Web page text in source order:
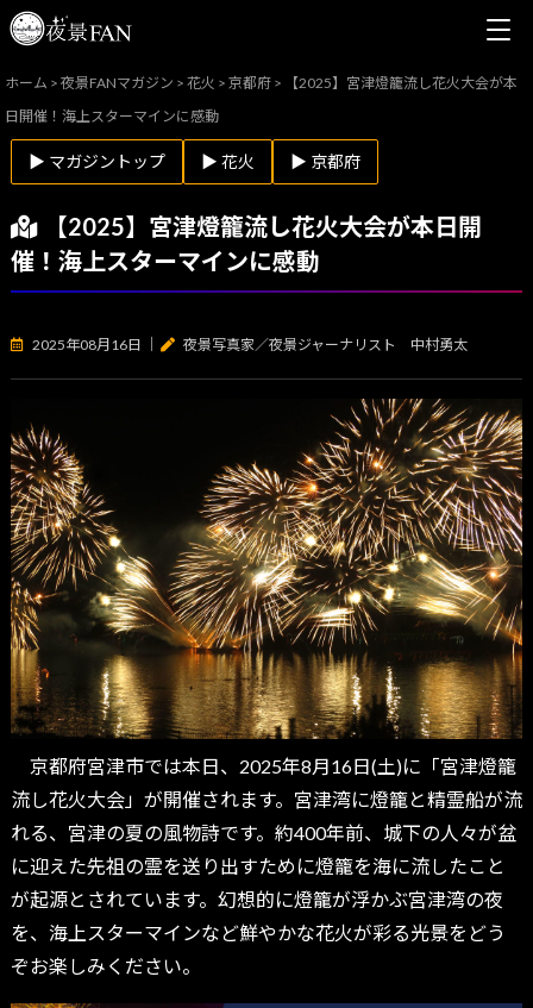
ホーム >夜景FANマガジン >花火 >京都府 >
【2025】宮津燈籠流し花火大会が本
日開催！海上スターマインに感動
▶ マガジントップ ▶ 花火 ▶ 京都府
【2025】宮津燈籠流し花火大会が本日開
催！海上スターマインに感動
2025年08月16日 夜景写真家／夜景ジャーナリスト 中村勇太
京都府宮津市では本日、2025年8月16日(土)に「宮津燈籠
流し花火大会」が開催されます。宮津湾に燈籠と精霊船が流
れる、宮津の夏の風物詩です。約400年前、城下の人々が盆
に迎えた先祖の霊を送り出すために燈籠を海に流したこと
が起源とされています。幻想的に燈籠が浮かぶ宮津湾の夜
を、海上スターマインなど鮮やかな花火が彩る光景をどう
ぞお楽しみください。